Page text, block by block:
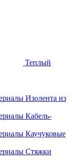
Теплый
Изолента из
Кабель-
Каучуковые
Стяжки